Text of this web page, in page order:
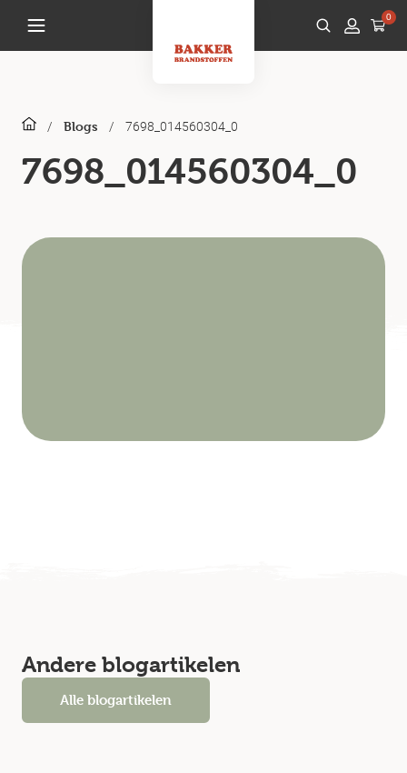
0
/ Blogs / 7698_014560304_0
7698_014560304_0
Andere blogartikelen
Alle blogartikelen